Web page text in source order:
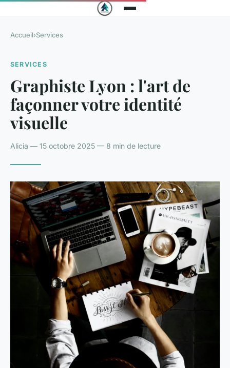
Accueil›Services
SERVICES
Graphiste Lyon : l'art de
façonner votre identité
visuelle
Alicia — 15 octobre 2025 — 8 min de lecture